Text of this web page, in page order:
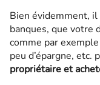
Bien évidemment, il
banques, que votre
comme par
peu d’épargne, etc.
propriétaire et